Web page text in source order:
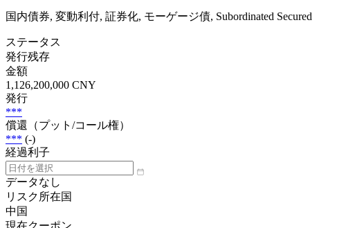
国内債券, 変動利付, 証券化, モーゲージ債, Subordinated Secured
ステータス
発行残存
金額
1,126,200,000 CNY
発行
***
償還（プット/コール権）
*** (-)
経過利子
データなし
リスク所在国
中国
現在クーポン